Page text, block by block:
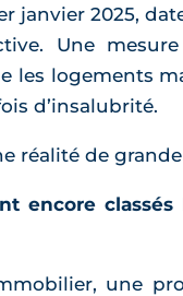
janvier 2025,
Une
les logements
d’insalubrité.
réalité de
encore
une